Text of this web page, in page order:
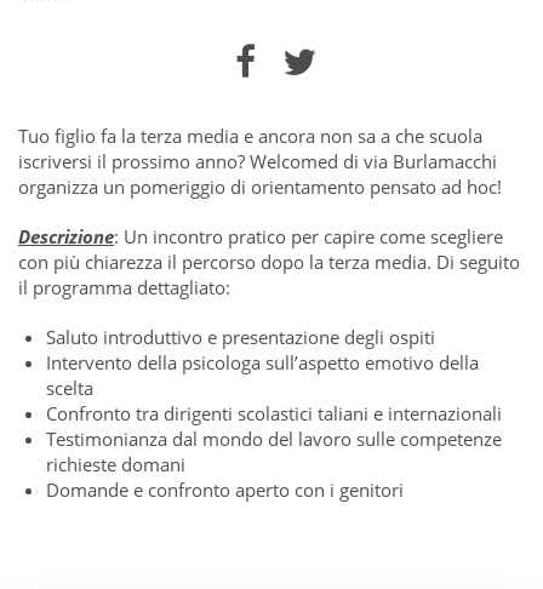
Tuo figlio fa la terza media e ancora non sa a che scuola
iscriversi il prossimo anno? Welcomed di via Burlamacchi
organizza un pomeriggio di orientamento pensato ad hoc!
Descrizione: Un incontro pratico per capire come scegliere
con più chiarezza il percorso dopo la terza media. Di seguito
il programma dettagliato:
Saluto introduttivo e presentazione degli ospiti
Intervento della psicologa sull’aspetto emotivo della
scelta
Confronto tra dirigenti scolastici taliani e internazionali
Testimonianza dal mondo del lavoro sulle competenze
richieste domani
Domande e confronto aperto con i genitori